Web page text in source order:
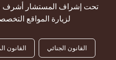
تحت إشراف المستشار أشرف
لزيارة المواقع
القانون الجنائي القانون